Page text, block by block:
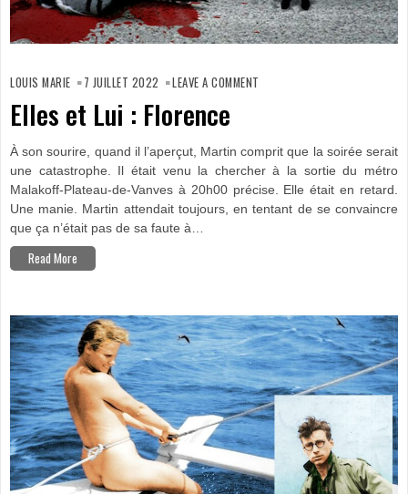
LOUIS MARIE 7 JUILLET 2022 LEAVE A COMMENT
Elles et Lui : Florence
À son sourire, quand il l’aperçut, Martin comprit que la soirée serait
une catastrophe. Il était venu la chercher à la sortie du métro
Malakoff-Plateau-de-Vanves à 20h00 précise. Elle était en retard.
Une manie. Martin attendait toujours, en tentant de se convaincre
que ça n’était pas de sa faute à…
Read More